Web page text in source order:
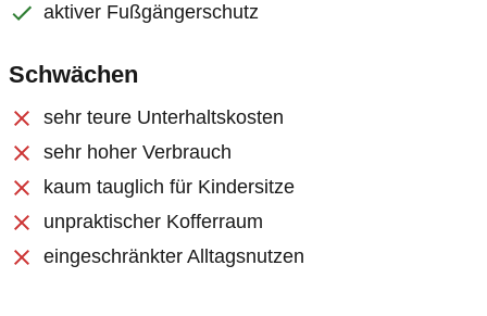
aktiver Fußgängerschutz
Schwächen
sehr teure Unterhaltskosten
sehr hoher Verbrauch
kaum tauglich für Kindersitze
unpraktischer Kofferraum
eingeschränkter Alltagsnutzen